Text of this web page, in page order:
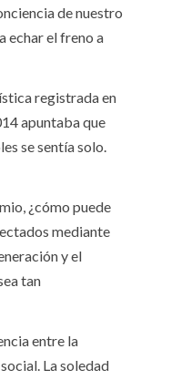
de nuestro
echar el freno a
registrada en
apuntaba que
se sentía solo.
, ¿cómo puede
mediante
y el
tan
entre la
La soledad